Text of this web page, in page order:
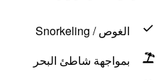
الغوص / Snorkeling
بمواجهة شاطئ البحر